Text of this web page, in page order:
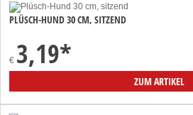
PLÜSCH-HUND 30 CM, SITZEND
€ 3,19*
ZUM ARTIKEL